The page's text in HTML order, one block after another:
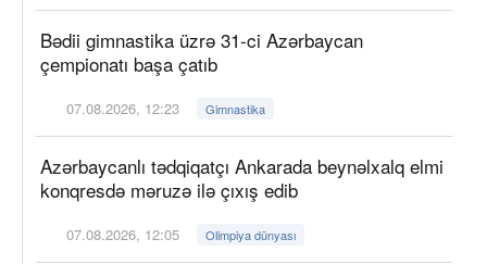
Bədii gimnastika üzrə 31-ci Azərbaycan
çempionatı başa çatıb
07.08.2026, 12:23 Gimnastika
Azərbaycanlı tədqiqatçı Ankarada beynəlxalq elmi
konqresdə məruzə ilə çıxış edib
07.08.2026, 12:05 Olimpiya dünyası